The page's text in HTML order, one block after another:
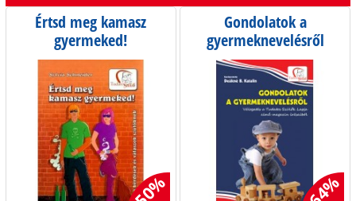
Értsd meg kamasz
gyermeked!
Gondolatok a
gyermeknevelésről